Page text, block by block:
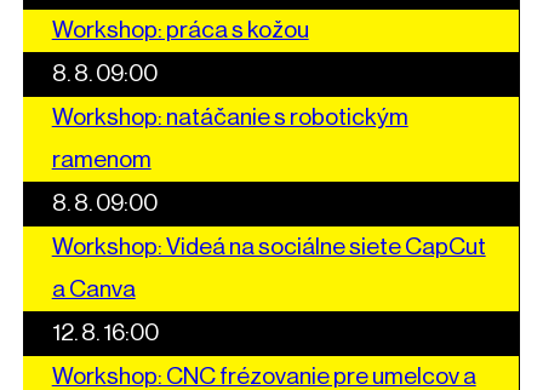
Workshop: práca s kožou
8. 8. 09:00
Workshop: natáčanie s robotickým
ramenom
8. 8. 09:00
Workshop: Videá na sociálne siete CapCut
a Canva
12. 8. 16:00
Workshop: CNC frézovanie pre umelcov a